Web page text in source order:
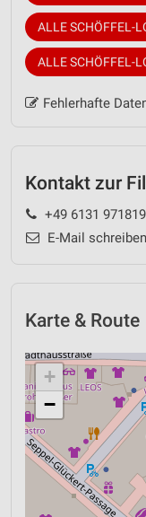
ALLE SCHÖFFEL-
ALLE SCHÖFFEL-
Fehlerhafte
Kontakt zur
+49 6131
E-Mail schreiben
Karte & Route
+
−